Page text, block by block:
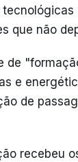
que não
de
e
de
recebeu